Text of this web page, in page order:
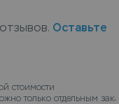
Оставьте
стоимости
только отдельным